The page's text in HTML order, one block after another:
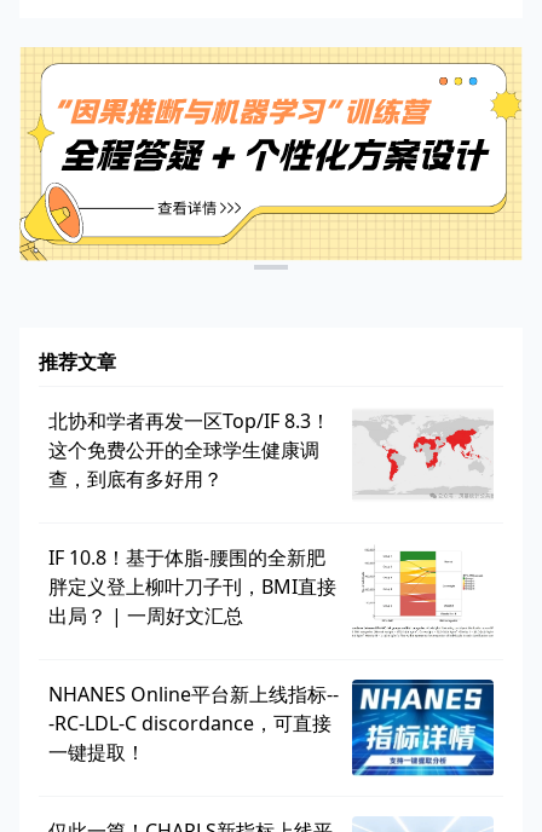
推荐文章
北协和学者再发一区Top/IF 8.3！
这个免费公开的全球学生健康调
查，到底有多好用？
IF 10.8！基于体脂-腰围的全新肥
胖定义登上柳叶刀子刊，BMI直接
出局？ | 一周好文汇总
NHANES Online平台新上线指标--
-RC-LDL-C discordance，可直接
一键提取！